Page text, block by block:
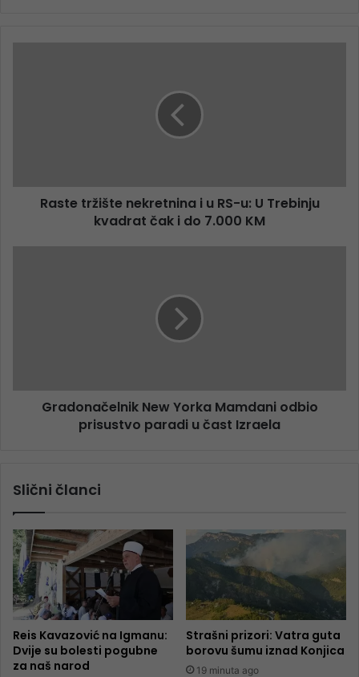
Raste tržište nekretnina i u RS-u: U Trebinju
kvadrat čak i do 7.000 KM
Gradonačelnik New Yorka Mamdani odbio
prisustvo paradi u čast Izraela
Slični članci
Reis Kavazović na Igmanu:
Dvije su bolesti pogubne
za naš narod
Strašni prizori: Vatra guta
borovu šumu iznad Konjica
19 minuta ago